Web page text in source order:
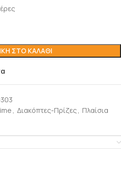
ΣΤΟ ΚΑΛΆΘΙ
, Διακόπτες-Πρίζες, Πλαίσια